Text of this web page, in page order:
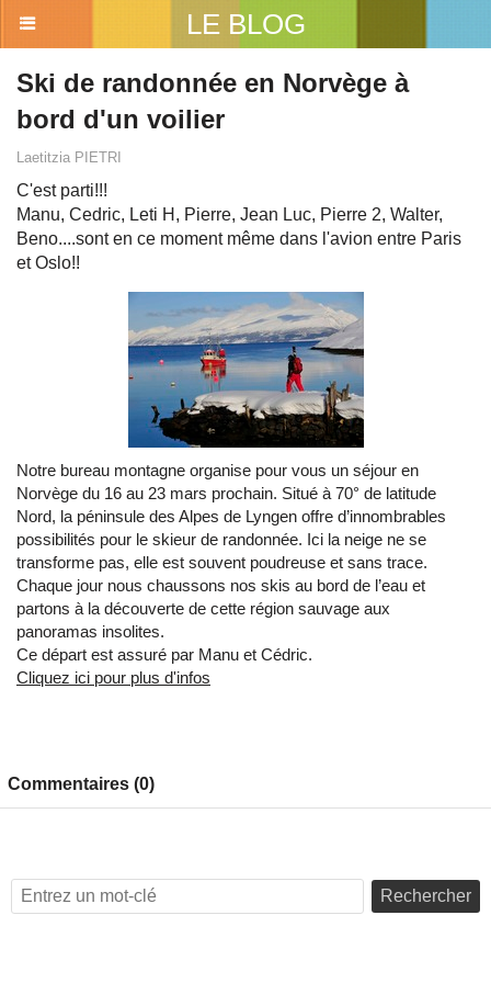
LE BLOG
Ski de randonnée en Norvège à
bord d'un voilier
Laetitzia PIETRI
C'est parti!!!
Manu, Cedric, Leti H, Pierre, Jean Luc, Pierre 2, Walter,
Beno....sont en ce moment même dans l'avion entre Paris
et Oslo!!
Notre bureau montagne organise pour vous un séjour en
Norvège du 16 au 23 mars prochain. Situé à 70° de latitude
Nord, la péninsule des Alpes de Lyngen offre d’innombrables
possibilités pour le skieur de randonnée. Ici la neige ne se
transforme pas, elle est souvent poudreuse et sans trace.
Chaque jour nous chaussons nos skis au bord de l’eau et
partons à la découverte de cette région sauvage aux
panoramas insolites.
Ce départ est assuré par Manu et Cédric.
Cliquez ici pour plus d'infos
Commentaires (0)
Rechercher